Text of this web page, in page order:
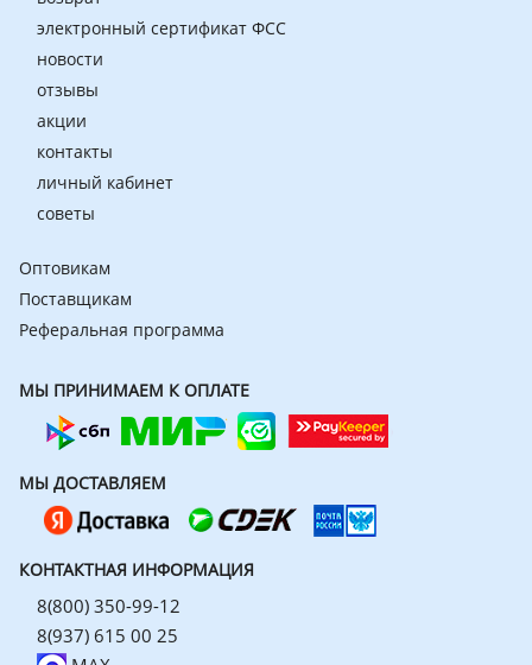
электронный сертификат ФСС
новости
отзывы
акции
контакты
личный кабинет
советы
Оптовикам
Поставщикам
Реферальная программа
МЫ ПРИНИМАЕМ К ОПЛАТЕ
МЫ ДОСТАВЛЯЕМ
КОНТАКТНАЯ ИНФОРМАЦИЯ
8(800) 350-99-12
8(937) 615 00 25